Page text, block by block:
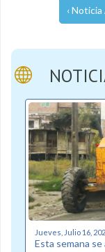
‹
Jueves, Julio 16,
Esta semana